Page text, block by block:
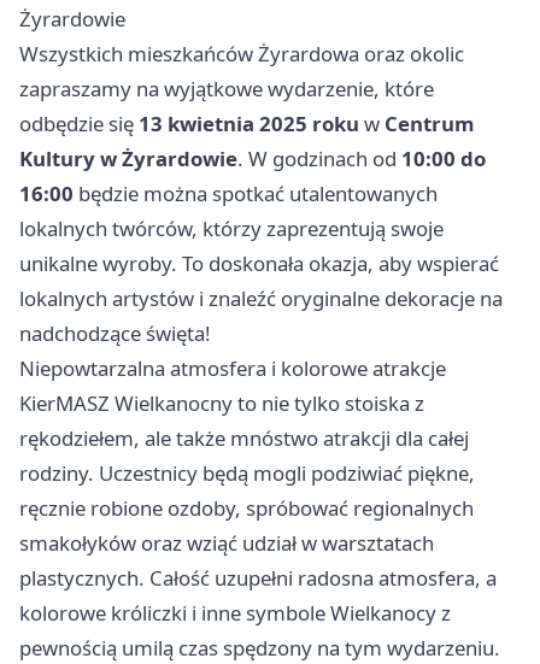
Żyrardowie
Wszystkich mieszkańców Żyrardowa oraz okolic
zapraszamy na wyjątkowe wydarzenie, które
odbędzie się 13 kwietnia 2025 roku w Centrum
Kultury w Żyrardowie. W godzinach od 10:00 do
16:00 będzie można spotkać utalentowanych
lokalnych twórców, którzy zaprezentują swoje
unikalne wyroby. To doskonała okazja, aby wspierać
lokalnych artystów i znaleźć oryginalne dekoracje na
nadchodzące święta!
Niepowtarzalna atmosfera i kolorowe atrakcje
KierMASZ Wielkanocny to nie tylko stoiska z
rękodziełem, ale także mnóstwo atrakcji dla całej
rodziny. Uczestnicy będą mogli podziwiać piękne,
ręcznie robione ozdoby, spróbować regionalnych
smakołyków oraz wziąć udział w warsztatach
plastycznych. Całość uzupełni radosna atmosfera, a
kolorowe króliczki i inne symbole Wielkanocy z
pewnością umilą czas spędzony na tym wydarzeniu.